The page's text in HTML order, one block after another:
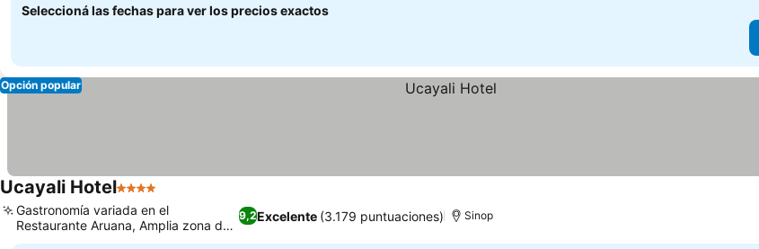
Seleccioná las fechas para ver los precios exactos
Opción popular
Ucayali Hotel4 Estrellas
9,2Excelente (3.179 puntuaciones)
Gastronomía variada en el
Restaurante Aruana, Amplia zona de
ocio al aire libre
Sinop